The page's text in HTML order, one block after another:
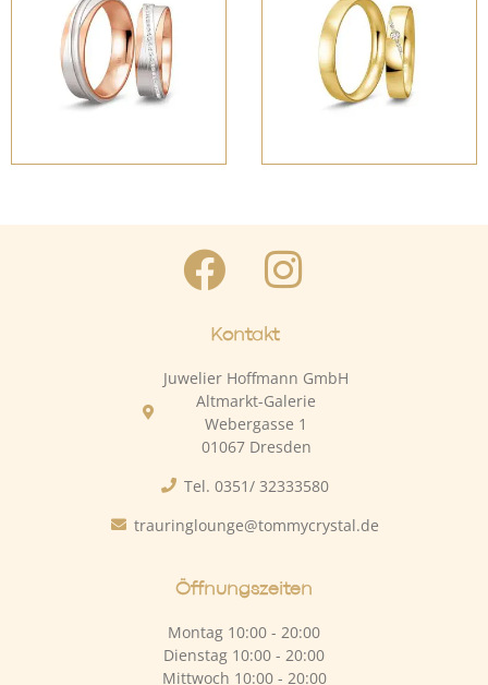
Kontakt
Juwelier Hoffmann GmbH
Altmarkt-Galerie
Webergasse 1
01067 Dresden
Tel. 0351/ 32333580
trauringlounge@tommycrystal.de
Öffnungszeiten
Montag 10:00 - 20:00
Dienstag 10:00 - 20:00
Mittwoch 10:00 - 20:00